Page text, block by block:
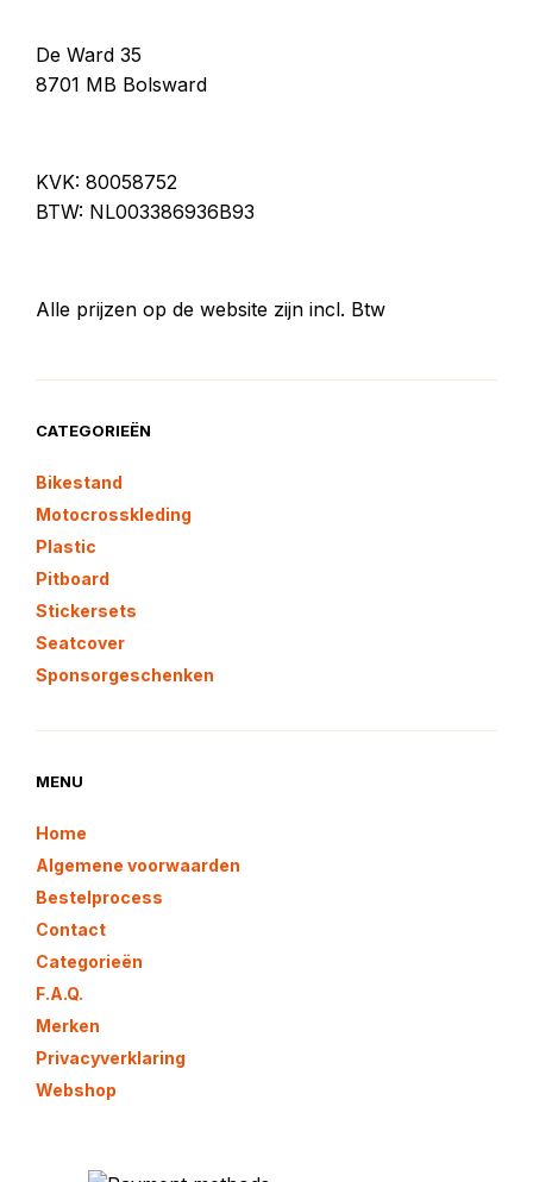
De Ward 35
8701 MB Bolsward
KVK: 80058752
BTW: NL003386936B93
Alle prijzen op de website zijn incl. Btw
CATEGORIEËN
Bikestand
Motocrosskleding
Plastic
Pitboard
Stickersets
Seatcover
Sponsorgeschenken
MENU
Home
Algemene voorwaarden
Bestelprocess
Contact
Categorieën
F.A.Q.
Merken
Privacyverklaring
Webshop